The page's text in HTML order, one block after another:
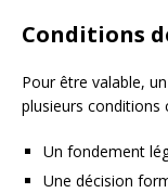
Conditions
Pour être valable,
plusieurs conditions
Un fondement
Une décision